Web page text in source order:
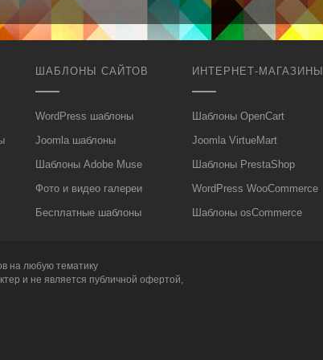
ШАБЛОНЫ САЙТОВ
WordPress шаблоны
Joomla шаблоны
Шаблоны Adobe Muse
Фото и видео галереи
Бесплатные шаблоны
ИНТЕРНЕТ-МАГАЗИНЫ
Шаблоны OpenCart
Joomla VirtueMart
Шаблоны PrestaShop
WordPress WooCommerce
Шаблоны osCommerce
на любую тематику
и не является публичной офертой,